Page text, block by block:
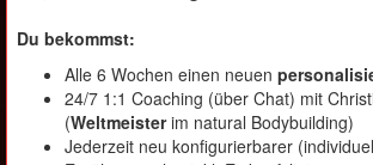
Du bekommst:
Alle 6 Wochen einen neuen
24/7 1:1 Coaching (über Chat) mit
(Weltmeisterim natural Bodybuilding)
Jederzeit neu konfigurierbarer